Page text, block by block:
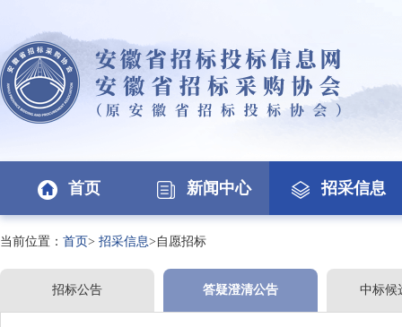
首页 新闻中心 招采信息
当前位置： 首页> 招采信息>自愿招标
招标公告 答疑澄清公告 中标候